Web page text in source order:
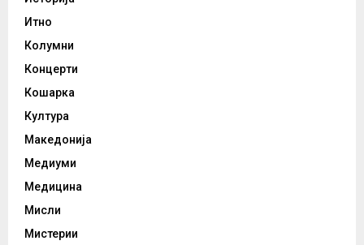
Итно
Колумни
Концерти
Кошарка
Култура
Македонија
Медиуми
Медицина
Мисли
Мистерии